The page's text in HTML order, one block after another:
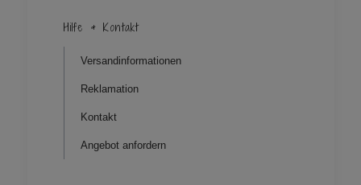
Hilfe & Kontakt
Versandinformationen
Reklamation
Kontakt
Angebot anfordern